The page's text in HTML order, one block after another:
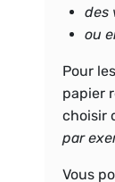
des
ou
Pour
papier
choisir
par
Vous